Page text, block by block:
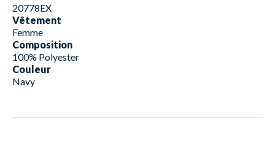
20778EX
Vêtement
Femme
Composition
100% Polyester
Couleur
Navy